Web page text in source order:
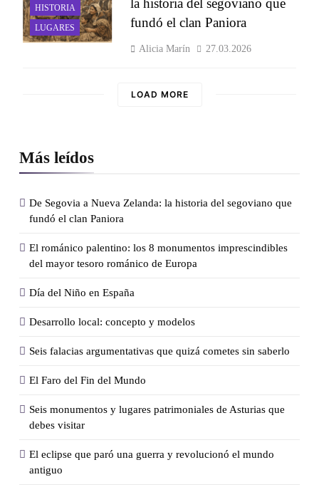
Más leídos
De Segovia a Nueva Zelanda: la historia del segoviano que
fundó el clan Paniora
El románico palentino: los 8 monumentos imprescindibles
del mayor tesoro románico de Europa
Día del Niño en España
Desarrollo local: concepto y modelos
Seis falacias argumentativas que quizá cometes sin saberlo
El Faro del Fin del Mundo
Seis monumentos y lugares patrimoniales de Asturias que
debes visitar
El eclipse que paró una guerra y revolucionó el mundo
antiguo
HISTORIA
LUGARES
fundó el clan Paniora
Alicia Marín 27.03.2026
LOAD MORE